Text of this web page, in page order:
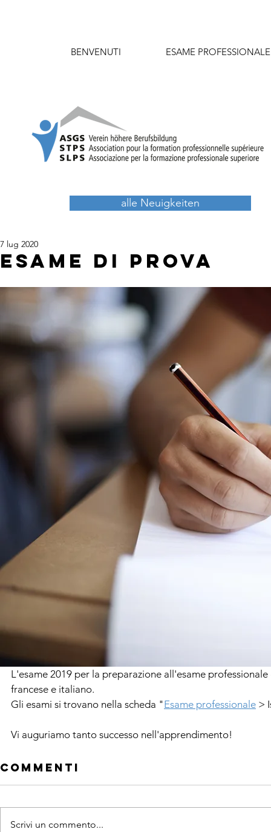
BENVENUTI ESAME PROFESSIONALE
alle Neuigkeiten
Esame di prova
7 lug 2020
L'esame 2019 per la preparazione all'esame
francese e italiano.
Gli esami si trovano nella scheda "Esame professionale >
Vi auguriamo tanto successo nell'apprendimento!
Commenti
Scrivi un commento...